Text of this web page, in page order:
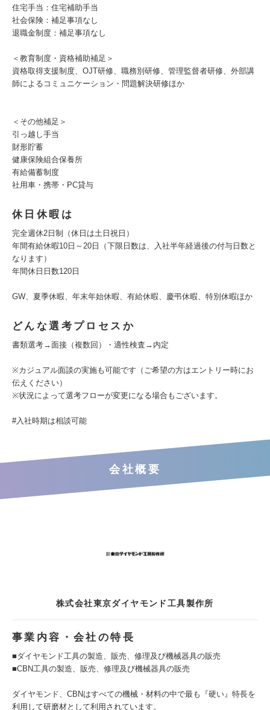
住宅手当：住宅補助手当
社会保険：補足事項なし
退職金制度：補足事項なし
＜教育制度・資格補助補足＞
資格取得支援制度、OJT研修、職務別研修、管理監督者研修、外部講
師によるコミュニケーション・問題解決研修ほか
＜その他補足＞
引っ越し手当
財形貯蓄
健康保険組合保養所
有給備蓄制度
社用車・携帯・PC貸与
休日休暇は
完全週休2日制（休日は土日祝日）
年間有給休暇10日～20日（下限日数は、入社半年経過後の付与日数と
なります）
年間休日日数120日
GW、夏季休暇、年末年始休暇、有給休暇、慶弔休暇、特別休暇ほか
どんな選考プロセスか
書類選考→面接（複数回）・適性検査→内定
※カジュアル面談の実施も可能です（ご希望の方はエントリー時にお
伝えください）
※状況によって選考フローが変更になる場合もございます。
#入社時期は相談可能
会社概要
株式会社東京ダイヤモンド工具製作所
事業内容・会社の特長
■ダイヤモンド工具の製造、販売、修理及び機械器具の販売
■CBN工具の製造、販売、修理及び機械器具の販売
ダイヤモンド、CBNはすべての機械・材料の中で最も『硬い』特長を
利用して研磨材として利用されています。